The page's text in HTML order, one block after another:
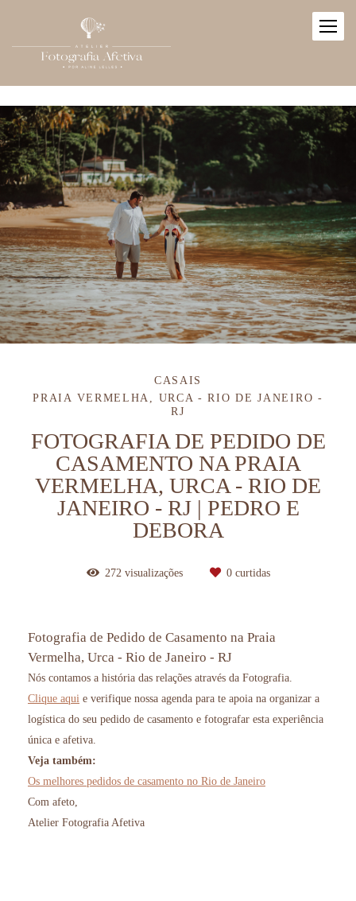
CASAIS
PRAIA VERMELHA, URCA - RIO DE JANEIRO -
RJ
FOTOGRAFIA DE PEDIDO DE
CASAMENTO NA PRAIA
VERMELHA, URCA - RIO DE
JANEIRO - RJ | PEDRO E
DEBORA
272 visualizações 0curtidas
Fotografia de Pedido de Casamento na Praia
Vermelha, Urca - Rio de Janeiro - RJ
Nós contamos a história das relações através da Fotografia.
Clique aqui e verifique nossa agenda para te apoia na organizar a
logística do seu pedido de casamento e fotografar esta experiência
única e afetiva.
Veja também:
Os melhores pedidos de casamento no Rio de Janeiro
Com afeto,
Atelier Fotografia Afetiva